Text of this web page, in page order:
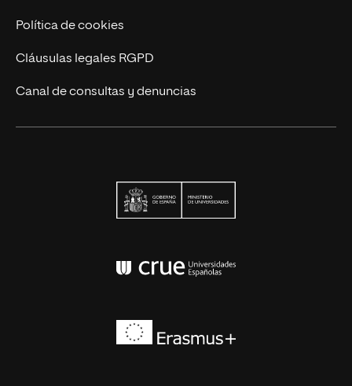
Política de cookies
Cláusulas legales RGPD
Canal de consultas y denuncias